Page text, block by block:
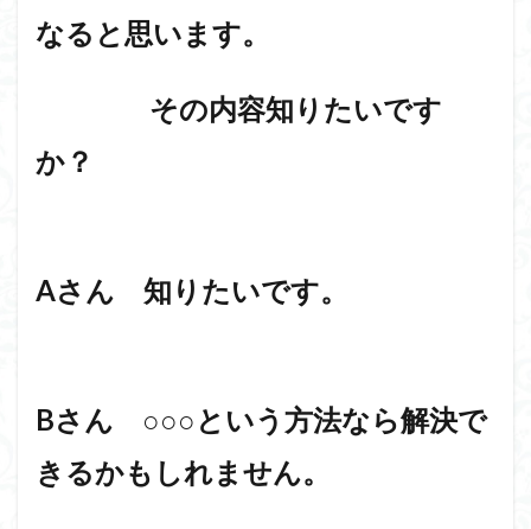
なると思います。
その内容知りたいです
か？
Aさん 知りたいです。
Bさん ○○○という方法なら解決で
きるかもしれません。